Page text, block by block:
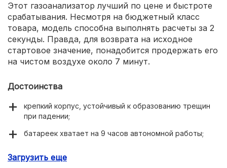
Этот газоанализатор лучший по цене и быстроте
срабатывания. Несмотря на бюджетный класс
товара, модель способна выполнять расчеты за 2
секунды. Правда, для возврата на исходное
стартовое значение, понадобится продержать его
на чистом воздухе около 7 минут.
Достоинства
крепкий корпус, устойчивый к образованию трещин
при падении;
батареек хватает на 9 часов автономной работы;
Загрузить еще